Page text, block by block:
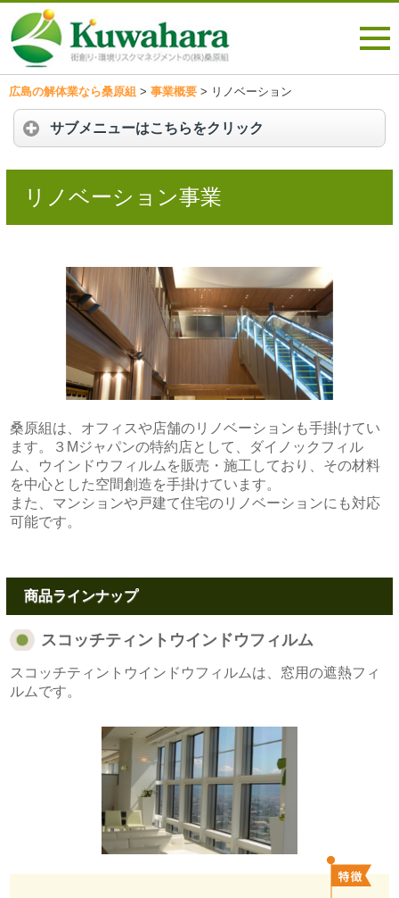
広島の解体業なら桑原組 > 事業概要 > リノベーション
サブメニューはこちらをクリック
リノベーション事業
桑原組は、オフィスや店舗のリノベーションも手掛けてい
ます。３Mジャパンの特約店として、ダイノックフィル
ム、ウインドウフィルムを販売・施工しており、その材料
を中心とした空間創造を手掛けています。
また、マンションや戸建て住宅のリノベーションにも対応
可能です。
商品ラインナップ
スコッチティントウインドウフィルム
スコッチティントウインドウフィルムは、窓用の遮熱フィ
ルムです。